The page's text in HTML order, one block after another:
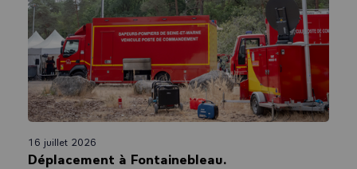
16 juillet 2026
Déplacement à Fontainebleau.